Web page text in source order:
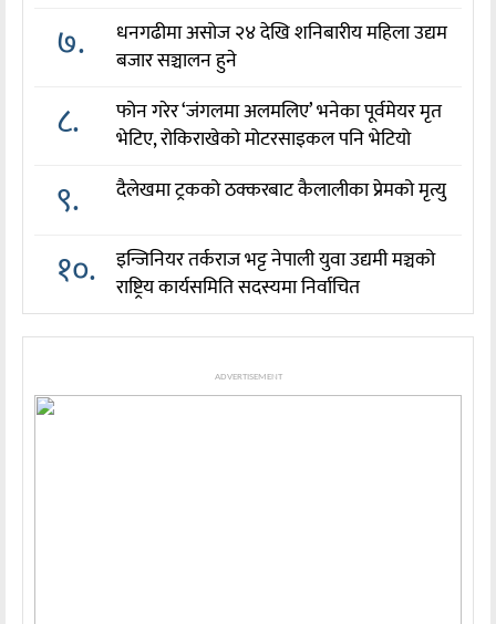
७.
धनगढीमा असोज २४ देखि शनिबारीय महिला उद्यम
बजार सञ्चालन हुने
८.
फोन गरेर ‘जंगलमा अलमलिए’ भनेका पूर्वमेयर मृत
भेटिए, रोकिराखेको मोटरसाइकल पनि भेटियो
९. दैलेखमा ट्रकको ठक्करबाट कैलालीका प्रेमको मृत्यु
१०.
इन्जिनियर तर्कराज भट्ट नेपाली युवा उद्यमी मञ्चको
राष्ट्रिय कार्यसमिति सदस्यमा निर्वाचित
ADVERTISEMENT